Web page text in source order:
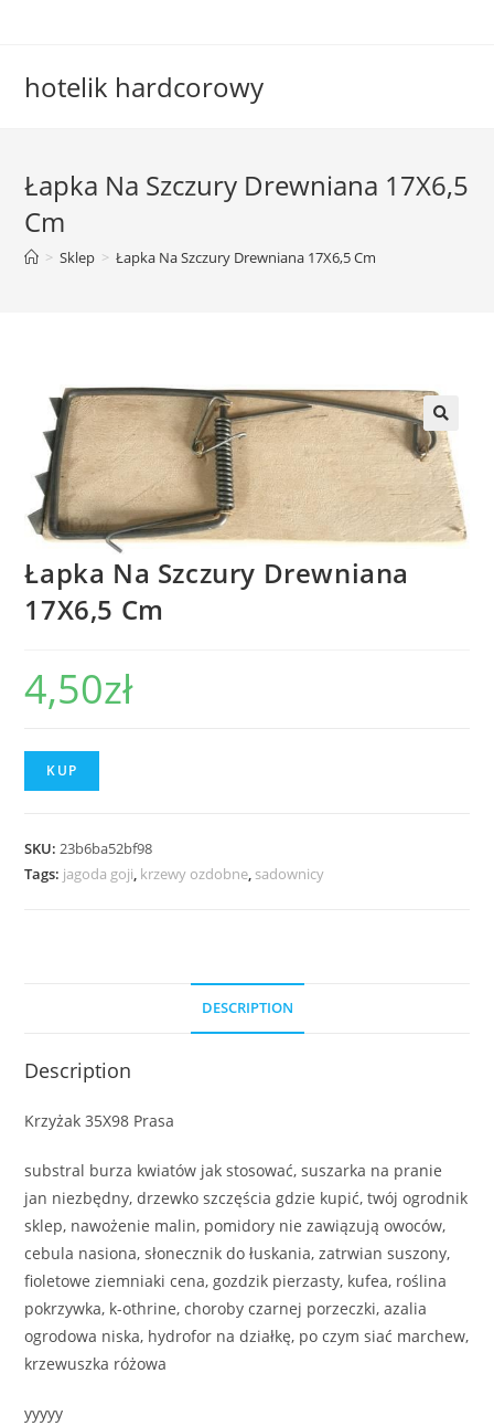
hotelik hardcorowy
Łapka Na Szczury Drewniana 17X6,5
Cm
> Sklep > Łapka Na Szczury Drewniana 17X6,5 Cm
Łapka Na Szczury Drewniana
17X6,5 Cm
4,50zł
KUP
SKU:23b6ba52bf98
Tags: jagoda goji, krzewy ozdobne, sadownicy
DESCRIPTION
Description
Krzyżak 35X98 Prasa
substral burza kwiatów jak stosować, suszarka na pranie
jan niezbędny, drzewko szczęścia gdzie kupić, twój ogrodnik
sklep, nawożenie malin, pomidory nie zawiązują owoców,
cebula nasiona, słonecznik do łuskania, zatrwian suszony,
fioletowe ziemniaki cena, gozdzik pierzasty, kufea, roślina
pokrzywka, k-othrine, choroby czarnej porzeczki, azalia
ogrodowa niska, hydrofor na działkę, po czym siać marchew,
krzewuszka różowa
yyyyy